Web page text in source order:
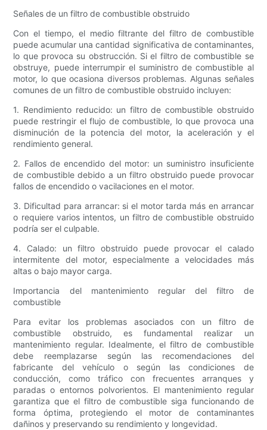
Señales de un filtro de combustible obstruido
Con el tiempo, el medio filtrante del filtro de combustible
puede acumular una cantidad significativa de contaminantes,
lo que provoca su obstrucción. Si el filtro de combustible se
obstruye, puede interrumpir el suministro de combustible al
motor, lo que ocasiona diversos problemas. Algunas señales
comunes de un filtro de combustible obstruido incluyen:
1. Rendimiento reducido: un filtro de combustible obstruido
puede restringir el flujo de combustible, lo que provoca una
disminución de la potencia del motor, la aceleración y el
rendimiento general.
2. Fallos de encendido del motor: un suministro insuficiente
de combustible debido a un filtro obstruido puede provocar
fallos de encendido o vacilaciones en el motor.
3. Dificultad para arrancar: si el motor tarda más en arrancar
o requiere varios intentos, un filtro de combustible obstruido
podría ser el culpable.
4. Calado: un filtro obstruido puede provocar el calado
intermitente del motor, especialmente a velocidades más
altas o bajo mayor carga.
Importancia del mantenimiento regular del filtro de
combustible
Para evitar los problemas asociados con un filtro de
combustible obstruido, es fundamental realizar un
mantenimiento regular. Idealmente, el filtro de combustible
debe reemplazarse según las recomendaciones del
fabricante del vehículo o según las condiciones de
conducción, como tráfico con frecuentes arranques y
paradas o entornos polvorientos. El mantenimiento regular
garantiza que el filtro de combustible siga funcionando de
forma óptima, protegiendo el motor de contaminantes
dañinos y preservando su rendimiento y longevidad.